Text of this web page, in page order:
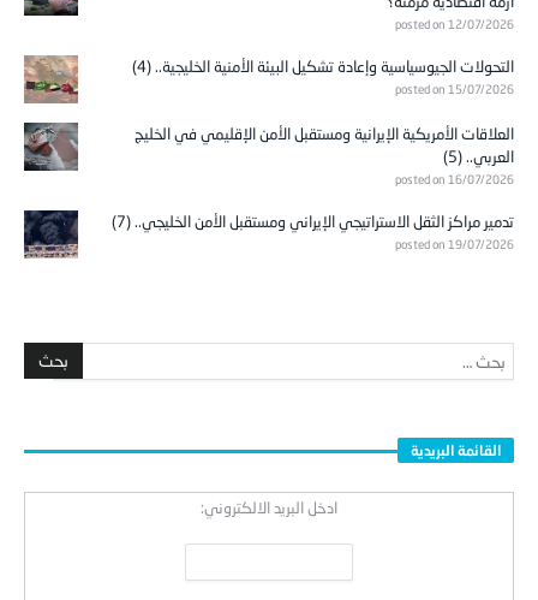
posted on 12/07/2026
التحولات الجيوسياسية وإعادة تشكيل البيئة الأمنية الخليجية.. (4)
posted on 15/07/2026
العلاقات الأمريكية الإيرانية ومستقبل الأمن الإقليمي في الخليج
العربي.. (5)
posted on 16/07/2026
تدمير مراكز الثقل الاستراتيجي الإيراني ومستقبل الأمن الخليجي.. (7)
posted on 19/07/2026
القائمة البريدية
ادخل البريد الالكتروني: